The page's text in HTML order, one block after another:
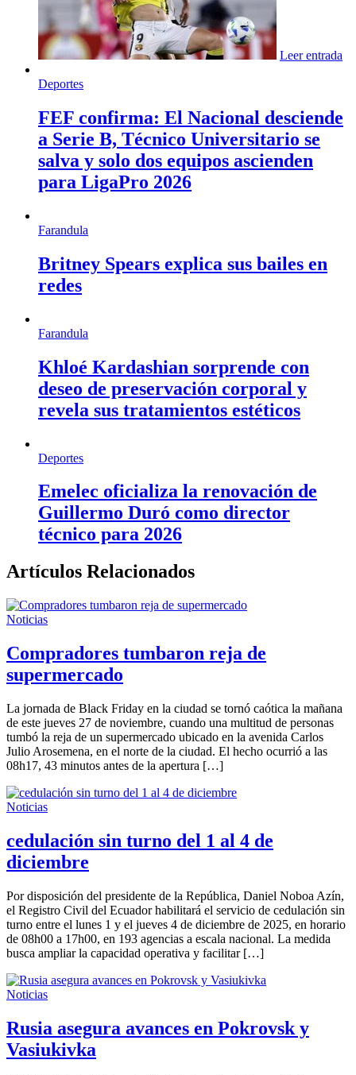
Leer entrada
Deportes
FEF confirma: El Nacional desciende
a Serie B, Técnico Universitario se
salva y solo dos equipos ascienden
para LigaPro 2026
Farandula
Britney Spears explica sus bailes en
redes
Farandula
Khloé Kardashian sorprende con
deseo de preservación corporal y
revela sus tratamientos estéticos
Deportes
Emelec oficializa la renovación de
Guillermo Duró como director
técnico para 2026
Artículos Relacionados
Noticias
Compradores tumbaron reja de
supermercado
La jornada de Black Friday en la ciudad se tornó caótica la mañana
de este jueves 27 de noviembre, cuando una multitud de personas
tumbó la reja de un supermercado ubicado en la avenida Carlos
Julio Arosemena, en el norte de la ciudad. El hecho ocurrió a las
08h17, 43 minutos antes de la apertura […]
Noticias
cedulación sin turno del 1 al 4 de
diciembre
Por disposición del presidente de la República, Daniel Noboa Azín,
el Registro Civil del Ecuador habilitará el servicio de cedulación sin
turno entre el lunes 1 y el jueves 4 de diciembre de 2025, en horario
de 08h00 a 17h00, en 193 agencias a escala nacional. La medida
busca ampliar la capacidad operativa y facilitar […]
Noticias
Rusia asegura avances en Pokrovsk y
Vasiukivka